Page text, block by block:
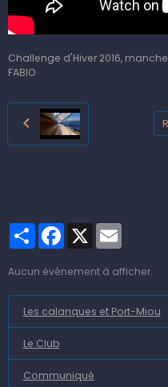
Challenge d'Hiver 2016,
FABIO
PartagerFacebook
X
Aucun évènement à afficher.
Les calanques et Port-Miou
Le Club
Communiqué